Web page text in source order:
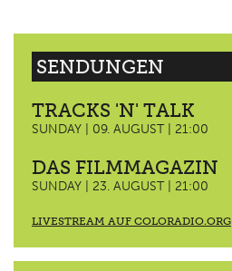
SENDUNGEN
TRACKS 'N' TALK
SUNDAY | 09. AUGUST | 21:00
DAS FILMMAGAZIN
SUNDAY | 23. AUGUST | 21:00
LIVESTREAM AUF COLORADIO.ORG